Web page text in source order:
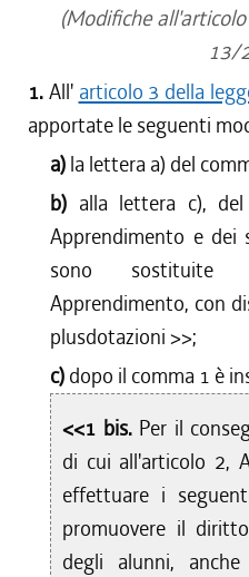
(Modifiche
13/
1. All' articolo 3 della
apportate le seguenti
a) la lettera a) del
b) alla lettera c),
Apprendimento e dei
sono sostituite
Apprendimento, con
plusdotazioni >>;
c) dopo il comma 1 è
<<1 bis. Per il
di cui all'articolo 2,
effettuare i
promuovere il
degli alunni,